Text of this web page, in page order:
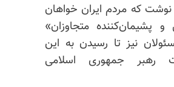
که مردم ایران خواهان
و پشیمان‌کننده متجاوزان»
نیز تا رسیدن به این
جمهوری اسلامی